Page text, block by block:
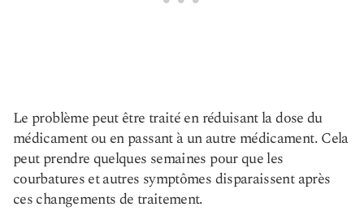
Le problème peut être traité en réduisant la dose du
médicament ou en passant à un autre médicament. Cela
peut prendre quelques semaines pour que les
courbatures et autres symptômes disparaissent après
ces changements de traitement.